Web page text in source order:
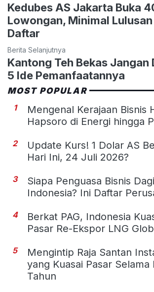
Kedubes AS Jakarta Buka
Lowongan, Minimal Lulusan
Daftar
Berita Selanjutnya
Kantong Teh Bekas Jangan
5 Ide Pemanfaatannya
MOST POPULAR
1
Mengenal Kerajaan Bisnis
Hapsoro di Energi hingga
2
Update Kurs! 1 Dolar AS
Hari Ini, 24 Juli 2026?
3
Siapa Penguasa Bisnis
Indonesia? Ini Daftar
4
Berkat PAG, Indonesia
Pasar Re-Ekspor LNG
5
Mengintip Raja Santan
yang Kuasai Pasar Selama
Tahun